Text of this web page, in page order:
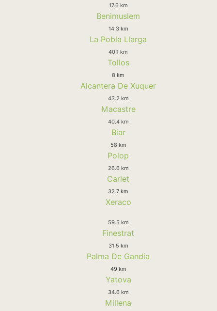
17.6 km
Benimuslem
14.3 km
La Pobla Llarga
40.1 km
Tollos
8 km
Alcantera De Xuquer
43.2 km
Macastre
40.4 km
Biar
58 km
Polop
26.6 km
Carlet
32.7 km
Xeraco
59.5 km
Finestrat
31.5 km
Palma De Gandia
49 km
Yatova
34.6 km
Millena